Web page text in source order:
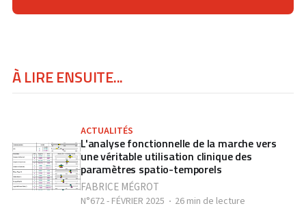
À LIRE ENSUITE...
ACTUALITÉS
L'analyse fonctionnelle de la marche vers
une véritable utilisation clinique des
paramètres spatio-temporels
FABRICE MÉGROT
N°672 - FÉVRIER 2025 26 min de lecture